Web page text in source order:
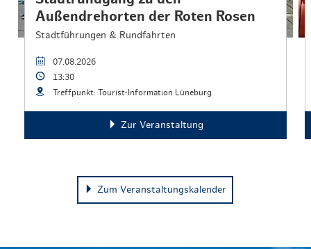
Außendrehorten der Roten Rosen
Stadtführungen & Rundfahrten
07.08.2026
13:30
Treffpunkt: Tourist-Information Lüneburg
Zur Veranstaltung
Zum Veranstaltungskalender